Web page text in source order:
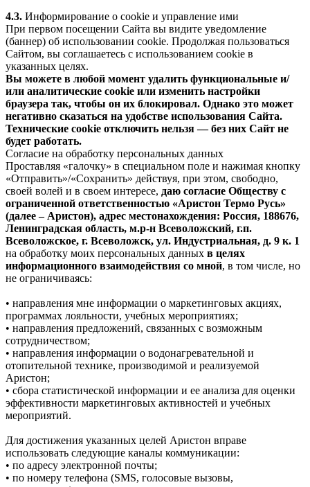
4.3. Информирование о cookie и управление ими
При первом посещении Сайта вы видите уведомление
(баннер) об использовании cookie. Продолжая пользоваться
Сайтом, вы соглашаетесь с использованием cookie в
указанных целях.
Вы можете в любой момент удалить функциональные и/
или аналитические cookie или изменить настройки
браузера так, чтобы он их блокировал. Однако это может
негативно сказаться на удобстве использования Сайта.
Технические cookie отключить нельзя — без них Сайт не
будет работать.
Согласие на обработку персональных данных
Проставляя «галочку» в специальном поле и нажимая кнопку
«Отправить»/«Сохранить» действуя, при этом, свободно,
своей волей и в своем интересе, даю согласие Обществу с
ограниченной ответственностью «Аристон Термо Русь»
(далее – Аристон), адрес местонахождения: Россия, 188676,
Ленинградская область, м.р-н Всеволожский, г.п.
Всеволожское, г. Всеволожск, ул. Индустриальная, д. 9 к. 1
на обработку моих персональных данных в целях
информационного взаимодействия со мной, в том числе, но
не ограничиваясь:
• направления мне информации о маркетинговых акциях,
программах лояльности, учебных мероприятиях;
• направления предложений, связанных с возможным
сотрудничеством;
• направления информации о водонагревательной и
отопительной технике, производимой и реализуемой
Аристон;
• сбора статистической информации и ее анализа для оценки
эффективности маркетинговых активностей и учебных
мероприятий.
Для достижения указанных целей Аристон вправе
использовать следующие каналы коммуникации:
• по адресу электронной почты;
• по номеру телефона (SMS, голосовые вызовы,